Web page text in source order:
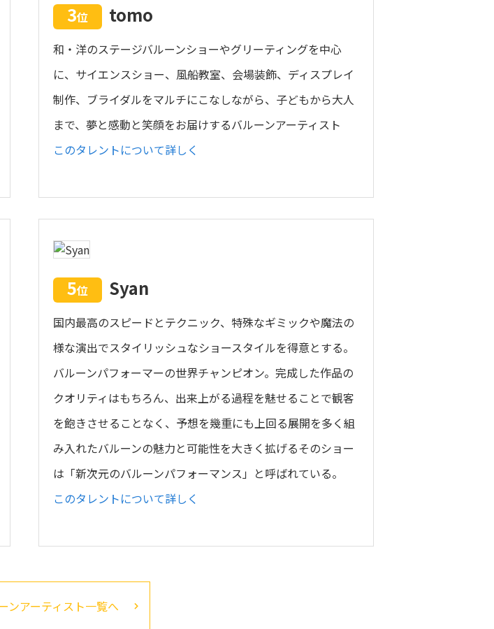
3位 tomo
和・洋のステージバルーンショーやグリーティングを中心
に、サイエンスショー、風船教室、会場装飾、ディスプレイ
制作、ブライダルをマルチにこなしながら、子どもから大人
まで、夢と感動と笑顔をお届けするバルーンアーティスト
このタレントについて詳しく
5位 Syan
国内最高のスピードとテクニック、特殊なギミックや魔法の
様な演出でスタイリッシュなショースタイルを得意とする。
バルーンパフォーマーの世界チャンピオン。完成した作品の
クオリティはもちろん、出来上がる過程を魅せることで観客
を飽きさせることなく、予想を幾重にも上回る展開を多く組
み入れたバルーンの魅力と可能性を大きく拡げるそのショー
は「新次元のバルーンパフォーマンス」と呼ばれている。
このタレントについて詳しく
ンアーティスト一覧へ